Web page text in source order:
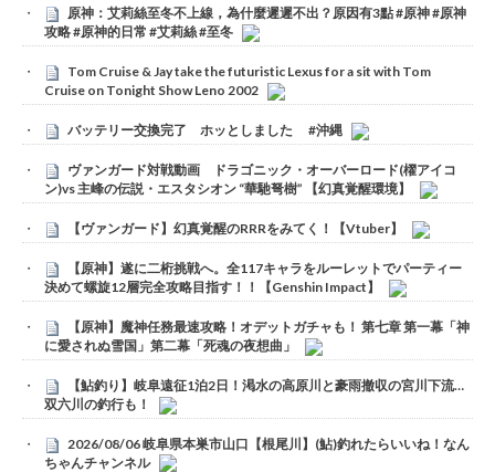
原神：艾莉絲至冬不上線，為什麼遲遲不出？原因有3點 #原神 #原神
攻略 #原神的日常 #艾莉絲 #至冬
Tom Cruise & Jay take the futuristic Lexus for a sit with Tom
Cruise on Tonight Show Leno 2002
バッテリー交換完了 ホッとしました #沖縄
ヴァンガード対戦動画 ドラゴニック・オーバーロード(櫂アイコ
ン)vs 主峰の伝説・エスタシオン “華馳弩樹” 【幻真覚醒環境】
【ヴァンガード】幻真覚醒のRRRをみてく！【Vtuber】
【原神】遂に二桁挑戦へ。全117キャラをルーレットでパーティー
決めて螺旋12層完全攻略目指す！！【Genshin Impact】
【原神】魔神任務最速攻略！オデットガチャも！ 第七章 第一幕「神
に愛されぬ雪国」第二幕「死魂の夜想曲」
【鮎釣り】岐阜遠征1泊2日！渇水の高原川と豪雨撤収の宮川下流…
双六川の釣行も！
2026/08/06 岐阜県本巣市山口【根尾川】(鮎)釣れたらいいね！なん
ちゃんチャンネル